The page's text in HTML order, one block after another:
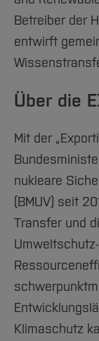
Betreiber der
entwirft
Über die
Mit der
nukleare
(BMUV) seit
Transfer und
Klimaschutz